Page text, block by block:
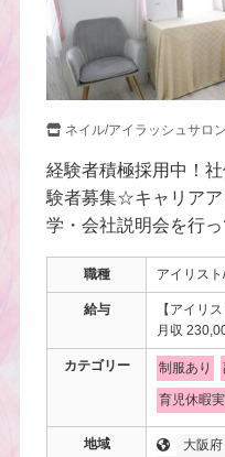
ネイル/アイラッシュサロン
経験者積極採用中！
験者募集☆キャリア
学・会社説明会を行
職種 アイリス
給与
【アイリ
月収
カテゴリー 制服あり
育児休暇
地域 大阪府